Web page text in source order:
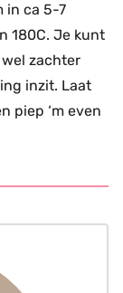
in ca 5-7
180C. Je kunt
zachter
inzit. Laat
piep ‘m even